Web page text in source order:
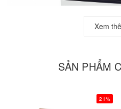
Xem
SẢN PHẨM
21%